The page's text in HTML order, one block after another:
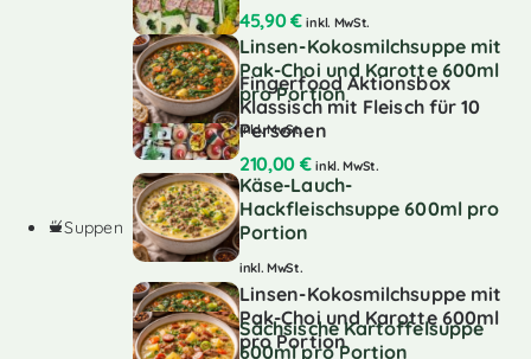
45,90€ inkl. MwSt.
Fingerfood Aktionsbox
Klassisch mit Fleisch für 10
Personen
210,00 € inkl. MwSt.
Suppen
Linsen-Kokosmilchsuppe mit
Pak-Choi und Karotte 600ml
pro Portion
Linsen-Kokosmilchsuppe mit
Pak-Choi und Karotte 600ml
pro Portion
inkl. MwSt.
Käse-Lauch-
Hackfleischsuppe 600ml pro
Portion
inkl. MwSt.
Sächsische Kartoffelsuppe
600ml pro Portion